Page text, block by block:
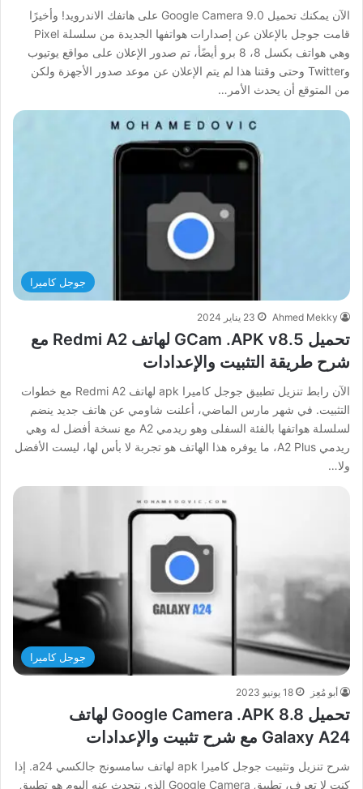
الآن يمكنك تحميل Google Camera 9.0 على هاتفك الاندرويد! وأخيرًا
قامت جوجل بالإعلان عن إصدارات هواتفها الجديدة من سلسلة Pixel
وهي هواتف بكسل 8، 8 برو أيضًأ، تم صدور الإعلان على مواقع يوتيوب
وTwitter وحتى وقتنا هذا لم يتم الإعلان عن موعد صدور الأجهزة ولكن
من المتوقع أن يحدث الأمر…
جوجل كاميرا
Ahmed Mekky 23 يناير 2024
تحميل GCam .APK v8.5 لهاتف Redmi A2 مع
شرح طريقة التثبيت والإعدادات
الآن رابط تنزيل تطبيق جوجل كاميرا apk لهاتف Redmi A2 مع خطوات
التثبيت. في شهر مارس الماضي، أعلنت شاومي عن هاتف جديد ينضم
لسلسلة هواتفها بالفئة السفلى وهو ريدمي A2 مع نسخة أفضل له وهي
ريدمي A2 Plus، ما يوفره هذا الهاتف هو تجربة لا بأس لها، ليست الأفضل
ولا…
جوجل كاميرا
أبو مُعِز 18 يونيو 2023
تحميل Google Camera .APK 8.8 لهاتف
Galaxy A24 مع شرح تثبيت والإعدادات
شرح تنزيل وتثبيت جوجل كاميرا apk لهاتف سامسونج جالكسي a24. إذا
كنت لا تعرف، تطبيق Google Camera الذي نتحدث عنه اليوم هو تطبيق